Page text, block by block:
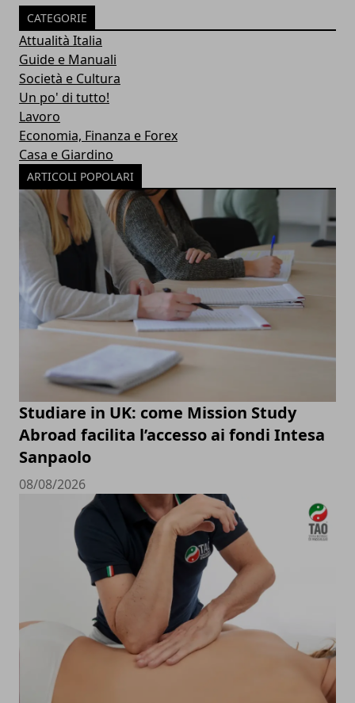
CATEGORIE
Attualità Italia
Guide e Manuali
Società e Cultura
Un po' di tutto!
Lavoro
Economia, Finanza e Forex
Casa e Giardino
ARTICOLI POPOLARI
Studiare in UK: come Mission Study
Abroad facilita l’accesso ai fondi Intesa
Sanpaolo
08/08/2026